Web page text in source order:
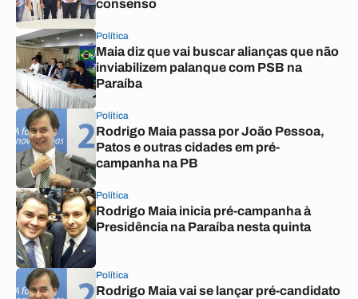
consenso
Política
Maia diz que vai buscar alianças que não
inviabilizem palanque com PSB na
Paraíba
Política
Rodrigo Maia passa por João Pessoa,
Patos e outras cidades em pré-
campanha na PB
Política
Rodrigo Maia inicia pré-campanha à
Presidência na Paraíba nesta quinta
Política
Rodrigo Maia vai se lançar pré-candidato